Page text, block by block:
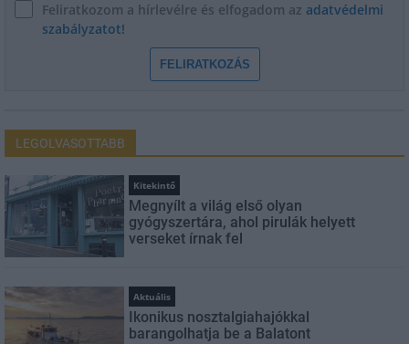
Feliratkozom a hírlevélre és elfogadom az adatvédelmi
szabályzatot!
FELIRATKOZÁS
LEGOLVASOTTABB
Kitekintő
Megnyílt a világ első olyan
gyógyszertára, ahol pirulák helyett
verseket írnak fel
Aktuális
Ikonikus nosztalgiahajókkal
barangolhatja be a Balatont